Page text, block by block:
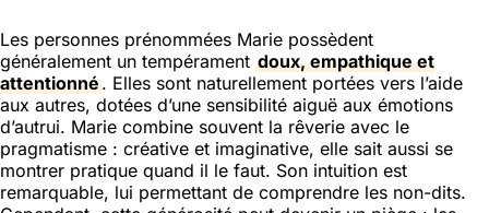
Les personnes prénommées Marie possèdent
généralement un tempérament doux, empathique et
attentionné. Elles sont naturellement portées vers l’aide
aux autres, dotées d’une sensibilité aiguë aux émotions
d’autrui. Marie combine souvent la rêverie avec le
pragmatisme : créative et imaginative, elle sait aussi se
montrer pratique quand il le faut. Son intuition est
remarquable, lui permettant de comprendre les non-dits.